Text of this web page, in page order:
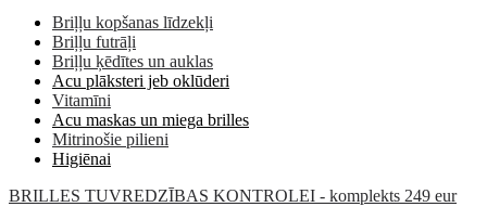
Briļļu kopšanas līdzekļi
Briļļu futrāļi
Briļļu ķēdītes un auklas
Acu plāksteri jeb oklūderi
Vitamīni
Acu maskas un miega brilles
Mitrinošie pilieni
Higiēnai
BRILLES TUVREDZĪBAS KONTROLEI - komplekts 249 eur